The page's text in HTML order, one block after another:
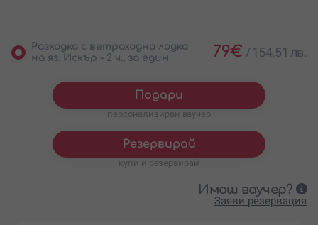
Разходка с ветроходна лодка
на яз. Искър - 2 ч., за един
79€ /154.51 лв.
Подари
персонализиран ваучер
Резервирай
купи и резервирай
Имаш ваучер?
Заяви резервация